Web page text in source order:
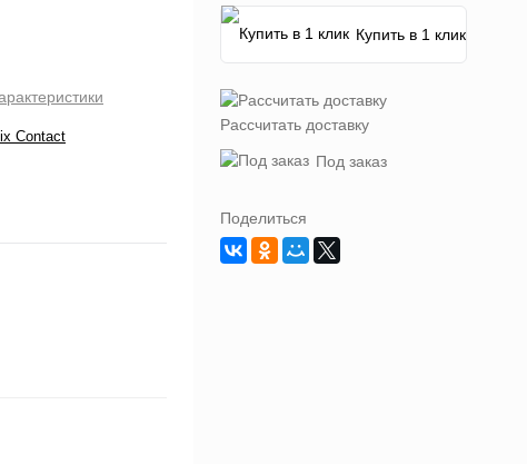
Contact
Купить в 1 клик
Рассчитать доставку
Под заказ
Поделиться